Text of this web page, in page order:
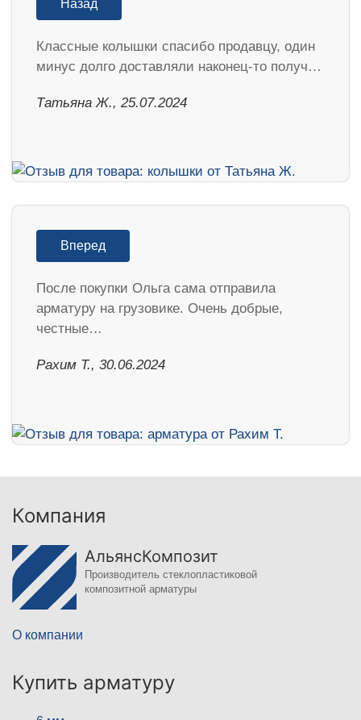
Назад
Классные колышки спасибо продавцу, один
минус долго доставляли наконец-то получ…
Татьяна Ж., 25.07.2024
Вперед
После покупки Ольга сама отправила
арматуру на грузовике. Очень добрые,
честные…
Рахим Т., 30.06.2024
Компания
АльянсКомпозит
Производитель стеклопластиковой
композитной арматуры
О компании
Купить арматуру